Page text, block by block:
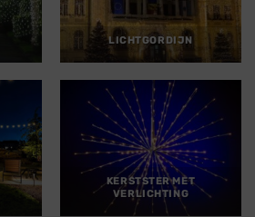
LICHTGORDIJN
KERSTSTER MET
VERLICHTING